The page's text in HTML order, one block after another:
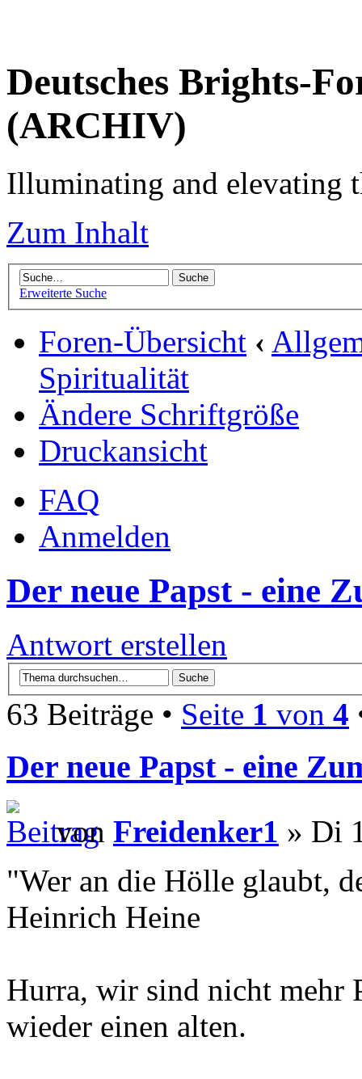
Deutsches Brights-
(ARCHIV)
Illuminating and elevating
Zum Inhalt
Erweiterte Suche
Foren-Übersicht ‹
Spiritualität
Ändere Schriftgröße
Druckansicht
FAQ
Anmelden
Der neue Papst - eine
Antwort erstellen
63 Beiträge • Seite 1 von 4
Der neue Papst - eine
von Freidenker1 » Di
"Wer an die Hölle glaubt,
Heinrich Heine
Hurra, wir sind nicht mehr
wieder einen alten.